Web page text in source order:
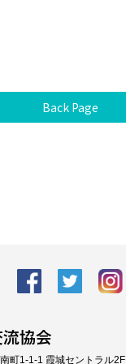
Back Page
facebook Twitter
町1-1-1 霞城セントラル2F